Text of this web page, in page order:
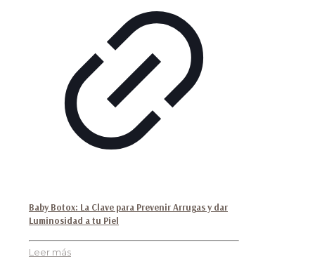
Baby Botox: La Clave para Prevenir Arrugas y dar
Luminosidad a tu Piel
Leer más